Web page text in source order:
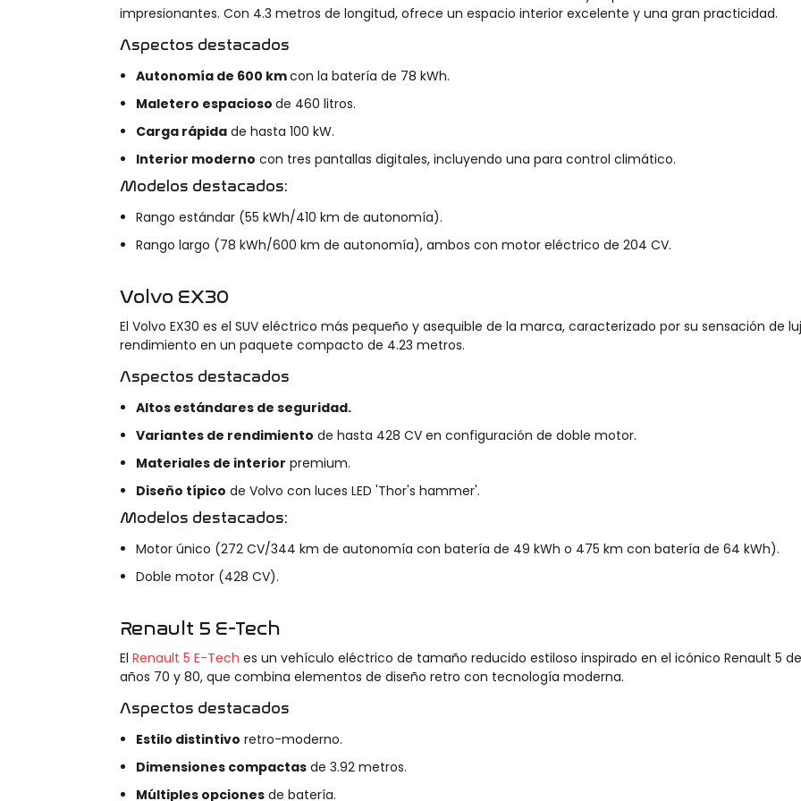
impresionantes. Con 4.3 metros de longitud, ofrece un espacio interior excelente y una gran practicidad.
Aspectos destacados
Autonomía de 600 kmcon la batería de 78 kWh.
Maletero espacioso de 460 litros.
Carga rápida de hasta 100 kW.
Interior moderno con tres pantallas digitales, incluyendo una para control climático.
Modelos destacados:
Rango estándar (55 kWh/410 km de autonomía).
Rango largo (78 kWh/600 km de autonomía), ambos con motor eléctrico de 204 CV.
Volvo EX30
El Volvo EX30 es el SUV eléctrico más pequeño y asequible de la marca, caracterizado por su sensación de
rendimiento en un paquete compacto de 4.23 metros.
Aspectos destacados
Altos estándares de seguridad.
Variantes de rendimiento de hasta 428 CV en configuración de doble motor.
Materiales de interior premium.
Diseño típico de Volvo con luces LED 'Thor's hammer'.
Modelos destacados:
Motor único (272 CV/344 km de autonomía con batería de 49 kWh o 475 km con batería de 64 kWh).
Doble motor (428 CV).
Renault 5 E-Tech
El Renault 5 E-Tech es un vehículo eléctrico de tamaño reducido estiloso inspirado en el icónico Renault 5
años 70 y 80, que combina elementos de diseño retro con tecnología moderna.
Aspectos destacados
Estilo distintivo retro-moderno.
Dimensiones compactas de 3.92 metros.
Múltiples opciones de batería.